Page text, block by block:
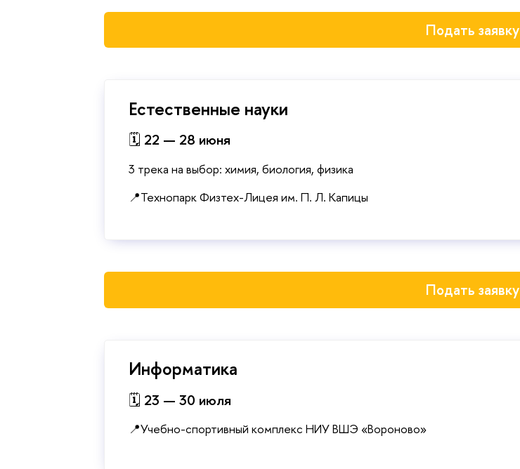
Подать заявку
Естественные науки
🗓 22 — 28 июня
3 трека на выбор: химия, биология, физика
📍Технопарк Физтех-Лицея им. П. Л. Капицы
Подать заявку
Информатика
🗓 23 — 30 июля
📍Учебно-спортивный комплекс НИУ ВШЭ «Вороново»